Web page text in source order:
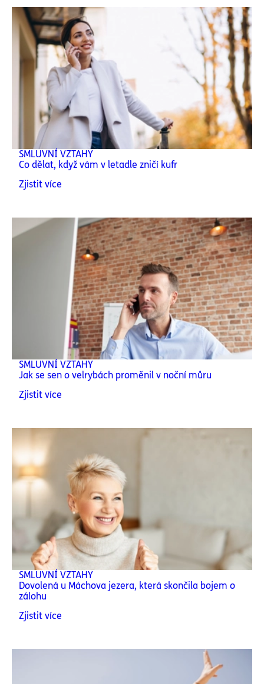
SMLUVNÍ VZTAHY
Co dělat, když vám v letadle zničí kufr
Zjistit více
SMLUVNÍ VZTAHY
Jak se sen o velrybách proměnil v noční můru
Zjistit více
SMLUVNÍ VZTAHY
Dovolená u Máchova jezera, která skončila bojem o
zálohu
Zjistit více